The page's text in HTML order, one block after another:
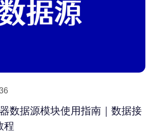
数据源模块使用指南｜数据接
程